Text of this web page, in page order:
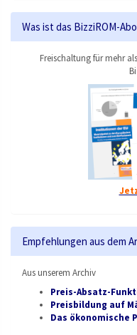
Was ist das BizziROM-
Freischaltung für mehr
Empfehlungen aus dem
Aus unserem Archiv
Preis-Absatz-
Preisbildung auf
Das ökonomische